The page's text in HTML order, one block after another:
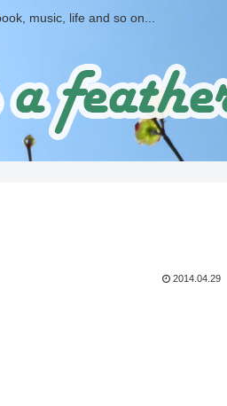
music, life and so on...
2014.04.29